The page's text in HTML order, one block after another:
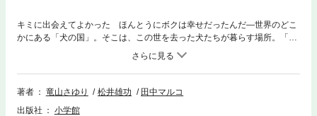
キミに出会えてよかった ほんとうにボクは幸せだったんだ―世界のどこ
かにある「犬の国」。そこは、この世を去った犬たちが暮らす場所。「犬
の国」で生きる犬たちは、大切な人にただ一度だけ手紙を書くことができ
るのです―。犬と飼い主のきずなを描いた5本の物語を収録。迷い犬マイ
や、一度は捨てられた狩猟犬…。人を信じ、そして幸せに生きた犬たちの
感動のストーリー集・第8巻。
著者 竜山さゆり 松井雄功
田中マルコ
出版社
小学館